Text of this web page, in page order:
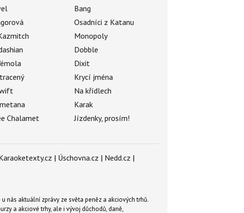
Chalamet
Bang
Osadníci z Katanu
Monopoly
Dobble
Dixit
Krycí jména
Na křídlech
Karak
Jízdenky, prosím!
| Úschovna.cz | Nedd.cz |
nás aktuální zprávy ze světa peněz a akciových trhů.
a akciové trhy, ale i vývoj důchodů, daně,